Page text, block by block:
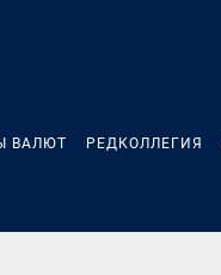
ВАЛЮТ РЕДКОЛЛЕГИЯ